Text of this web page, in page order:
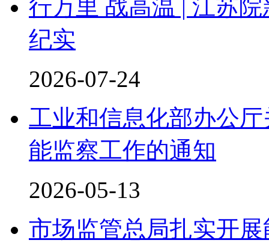
行万里 战高温 | 江苏
纪实
2026-07-24
工业和信息化部办公
能监察工作的通知
2026-05-13
市场监管总局扎实开